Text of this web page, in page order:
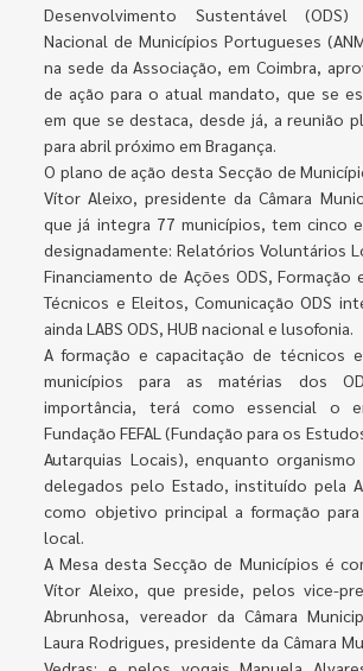
Desenvolvimento Sustentável (ODS)
Nacional de Municípios Portugueses
na sede da Associação, em Coimbra,
de ação para o atual mandato, que se
em que se destaca, desde já, a reunião
para abril próximo em Bragança.
O plano de ação desta Secção de
Vítor Aleixo, presidente da Câmara
que já integra 77 municípios, tem cinco
designadamente: Relatórios Voluntários
Financiamento de Ações ODS, Formação
Técnicos e Eleitos, Comunicação ODS
ainda LABS ODS, HUB nacional e lusofonia.
A formação e capacitação de técnicos
municípios para as matérias dos
importância, terá como essencial o
Fundação FEFAL (Fundação para os
Autarquias Locais), enquanto
delegados pelo Estado, instituído pela
como objetivo principal a formação
local.
A Mesa desta Secção de Municípios é
Vítor Aleixo, que preside, pelos vice-
Abrunhosa, vereador da Câmara
Laura Rodrigues, presidente da Câmara